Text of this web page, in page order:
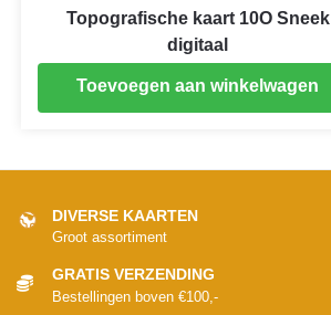
Topografische kaart 10O Sneek
digitaal
Toevoegen aan winkelwagen
DIVERSE KAARTEN
Groot assortiment
GRATIS VERZENDING
Bestellingen boven €100,-